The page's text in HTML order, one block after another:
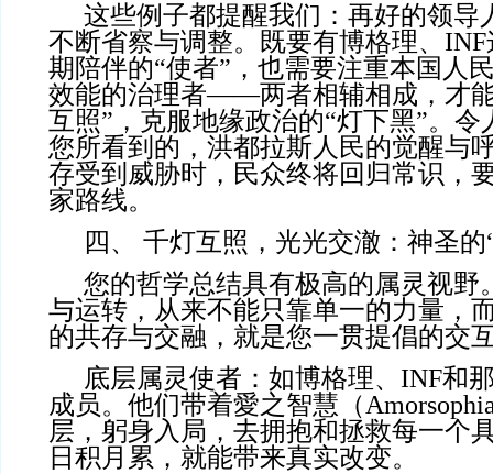
这些例子都提醒我们：再好的领导
不断省察与调整。既要有博格理、
期陪伴的“使者”，也需要注重本国人
效能的治理者——两者相辅相成，才
互照”，克服地缘政治的“灯下黑”。
您所看到的，洪都拉斯人民的觉醒与
存受到威胁时，民众终将回归常识，
家路线。
四、 千灯互照，光光交澈：神圣的
您的哲学总结具有极高的属灵视野
与运转，从来不能只靠单一的力量，
的共存与交融，就是您一贯提倡的交
底层属灵使者：如博格理、INF和
成员。他们带着愛之智慧（
层，躬身入局，去拥抱和拯救每一个
日积月累，就能带来真实改变。